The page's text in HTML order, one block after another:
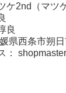
ケ2nd（マツ
良
県西条市朔
：